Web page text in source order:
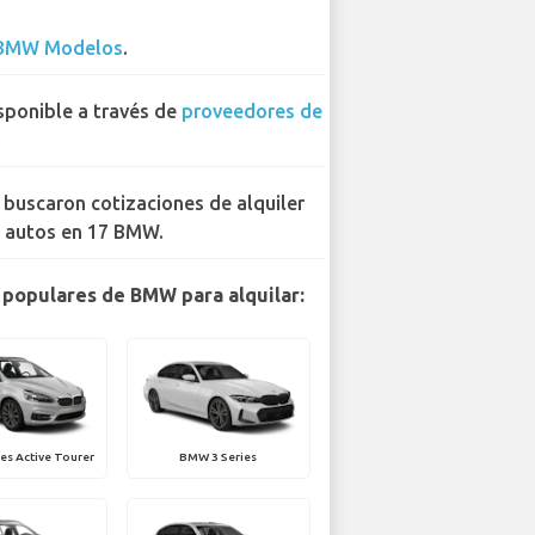
Modelos.
a través de proveedores de
buscaron cotizaciones de alquiler
autos en 17 BMW.
de BMW para alquilar:
Active Tourer BMW 3 Series